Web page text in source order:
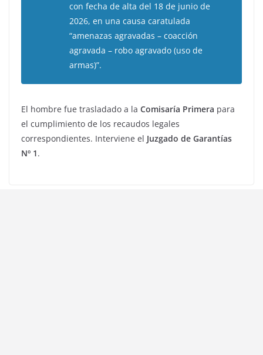
con fecha de alta del 18 de junio de
2026, en una causa caratulada
“amenazas agravadas – coacción
agravada – robo agravado (uso de
armas)”.
El hombre fue trasladado a la Comisaría Primera para
el cumplimiento de los recaudos legales
correspondientes. Interviene el Juzgado de Garantías
Nº 1.